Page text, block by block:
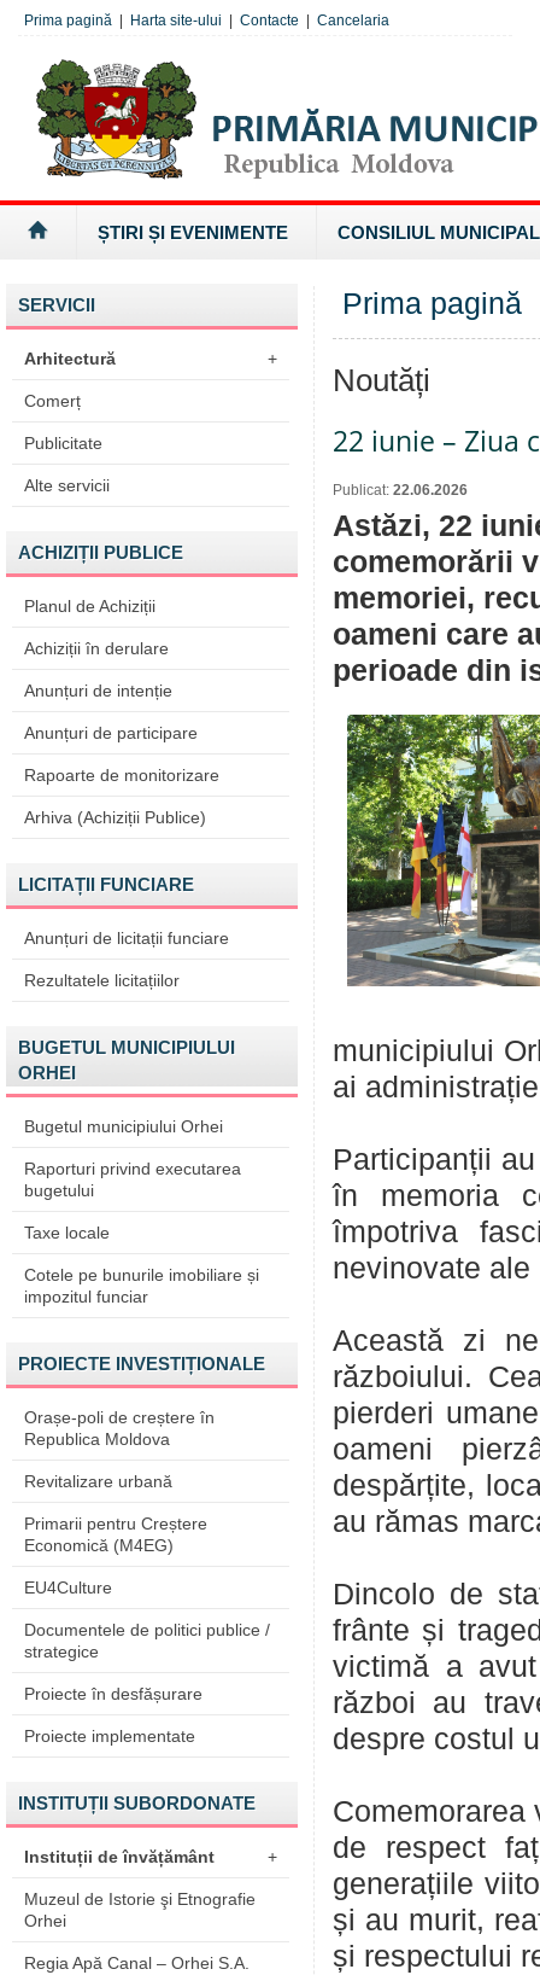
Prima pagină Harta site-ului Contacte Cancelaria
ȘTIRI ȘI EVENIMENTE CONSILIUL MUNICIPAL
SERVICII
Arhitectură +
Comerț
Publicitate
Alte servicii
ACHIZIȚII PUBLICE
Planul de Achiziții
Achiziții în derulare
Anunțuri de intenție
Anunțuri de participare
Rapoarte de monitorizare
Arhiva (Achiziții Publice)
LICITAȚII FUNCIARE
Anunțuri de licitații funciare
Rezultatele licitațiilor
BUGETUL MUNICIPIULUI
ORHEI
Bugetul municipiului Orhei
Raporturi privind executarea
bugetului
Taxe locale
Cotele pe bunurile imobiliare și
impozitul funciar
PROIECTE INVESTIȚIONALE
Orașe-poli de creștere în
Republica Moldova
Revitalizare urbană
Primarii pentru Creștere
Economică (M4EG)
EU4Culture
Documentele de politici publice /
strategice
Proiecte în desfășurare
Proiecte implementate
INSTITUȚII SUBORDONATE
Instituții de învățământ +
Muzeul de Istorie şi Etnografie
Orhei
Regia Apă Canal – Orhei S.A.
Prima pagină
Noutăți
22 iunie – Ziua
Publicat: 22.06.2026
Astăzi, 22
comemorării
memoriei,
oameni care
perioade din
municipiului
ai
Participanții
în memoria
împotriva
nevinovate
Această zi
războiului.
pierderi
oameni
despărțite,
au rămas
Dincolo de
frânte și
victimă a
război au
despre costul
Comemorarea
de respect
generațiile
și au murit,
și respectului